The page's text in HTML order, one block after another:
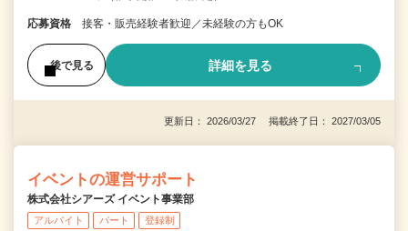
応募資格 接客・販売経験者歓迎／未経験の方もOK
後で見る 詳細を見る
更新日： 2026/03/27 掲載終了日： 2027/03/05
イベントの運営サポート
株式会社シアーズ イベント事業部
アルバイト パート 登録制